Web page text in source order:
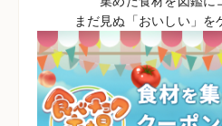
まだ見ぬ「おいしい」を